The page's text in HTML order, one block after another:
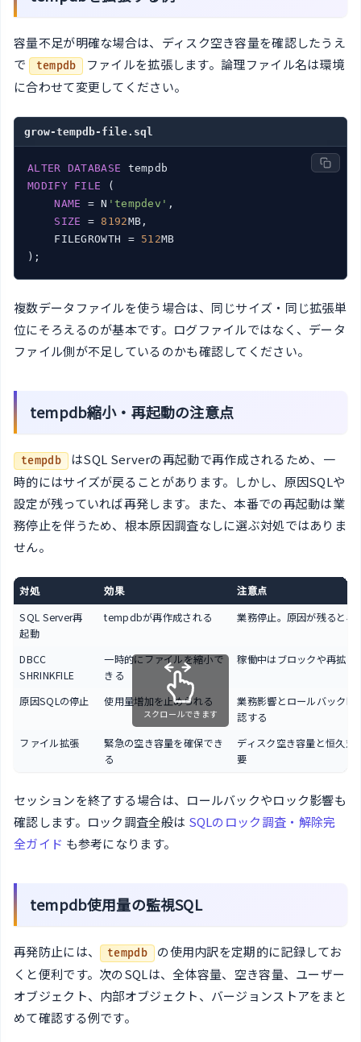
容量不足が明確な場合は、ディスク空き容量を確認したうえ
で
tempdb
ファイルを拡張します。論理ファイル名は環境
に合わせて変更してください。
grow-tempdb-file.sql
ALTER DATABASE
MODIFY
FILE (
NAME = N 'tempdev' ,
SIZE = 8192MB,
    FILEGROWTH =
512MB
複数データファイルを使う場合は、同じサイズ・同じ拡張単
位にそろえるのが基本です。ログファイルではなく、データ
ファイル側が不足しているのかも確認してください。
tempdb縮小・再起動の注意点
tempdb はSQL Serverの再起動で再作成されるため、一
時的にはサイズが戻ることがあります。しかし、原因SQLや
設定が残っていれば再発します。また、本番での再起動は業
務停止を伴うため、根本原因調査なしに選ぶ対処ではありま
せん。
対処 効果
注意点
SQL Server再
起動
tempdbが再作成される 業務停止。原因が残ると再
DBCC
SHRINKFILE
一時的にファイルを縮小で
きる
稼働中はブロックや再拡張
原因SQLの停止 使用量増加を止められる
業務影響とロールバック時
認する
ファイル拡張
緊急の空き容量を確保でき
る
ディスク空き容量と恒久対
要
スクロールできます
セッションを終了する場合は、ロールバックやロック影響も
確認します。ロック調査全般は SQLのロック調査・解除完
全ガイド も参考になります。
tempdb使用量の監視SQL
再発防止には、 tempdb の使用内訳を定期的に記録してお
くと便利です。次のSQLは、全体容量、空き容量、ユーザー
オブジェクト、内部オブジェクト、バージョンストアをまと
めて確認する例です。